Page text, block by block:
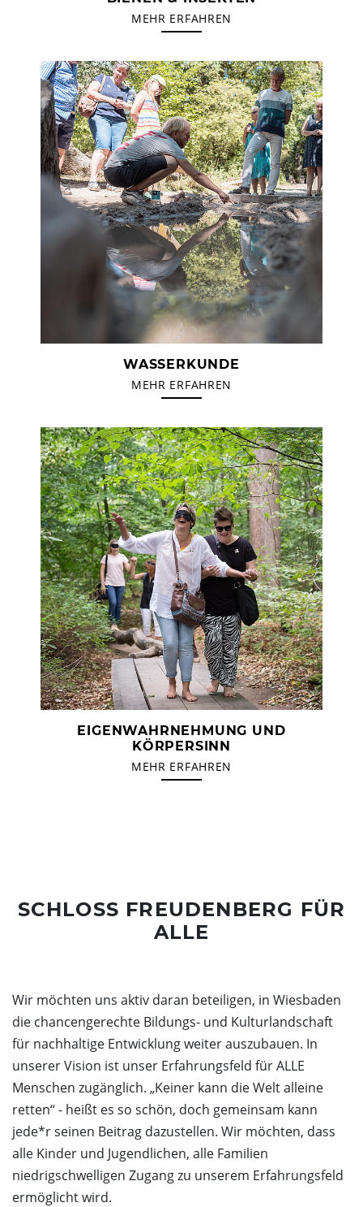
MEHR ERFAHREN
WASSERKUNDE
MEHR ERFAHREN
EIGENWAHRNEHMUNG UND
KÖRPERSINN
MEHR ERFAHREN
SCHLOSS FREUDENBERG FÜR
ALLE
Wir möchten uns aktiv daran beteiligen, in Wiesbaden
die chancengerechte Bildungs- und Kulturlandschaft
für nachhaltige Entwicklung weiter auszubauen. In
unserer Vision ist unser Erfahrungsfeld für ALLE
Menschen zugänglich. „Keiner kann die Welt alleine
retten“ - heißt es so schön, doch gemeinsam kann
jede*r seinen Beitrag dazustellen. Wir möchten, dass
alle Kinder und Jugendlichen, alle Familien
niedrigschwelligen Zugang zu unserem Erfahrungsfeld
ermöglicht wird.